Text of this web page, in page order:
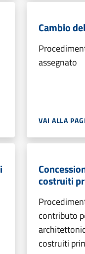
Cambio
assegnato
VAI ALLA
costruiti
contributo
costruiti